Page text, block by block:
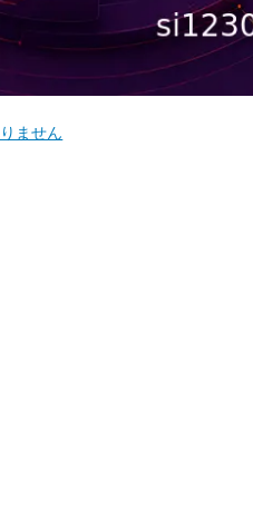
ません